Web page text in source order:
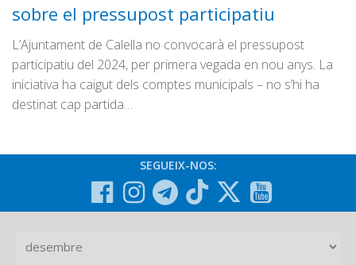
sobre el pressupost participatiu
L’Ajuntament de Calella no convocarà el pressupost
participatiu del 2024, per primera vegada en nou anys. La
iniciativa ha caigut dels comptes municipals – no s’hi ha
destinat cap partida…
SEGUEIX-NOS: